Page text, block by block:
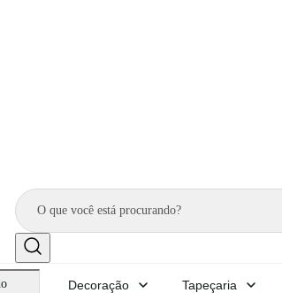
Decoração Tapeçaria